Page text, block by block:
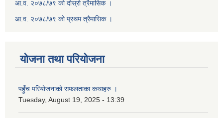
आ.व. २०७८/७९ को दोस्रो त्रैमासिक ।
आ.व. २०७८/७९ को प्रथम त्रैमासिक ।
योजना तथा परियोजना
पहुँच परियोजनाको सफलताका कथाहरु ।
Tuesday, August 19, 2025 - 13:39